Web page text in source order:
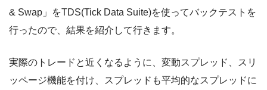
& Swap」をTDS(Tick Data Suite)を使ってバックテストを
行ったので、結果を紹介して行きます。
実際のトレードと近くなるように、変動スプレッド、スリ
ッページ機能を付け、スプレッドも平均的なスプレッドに